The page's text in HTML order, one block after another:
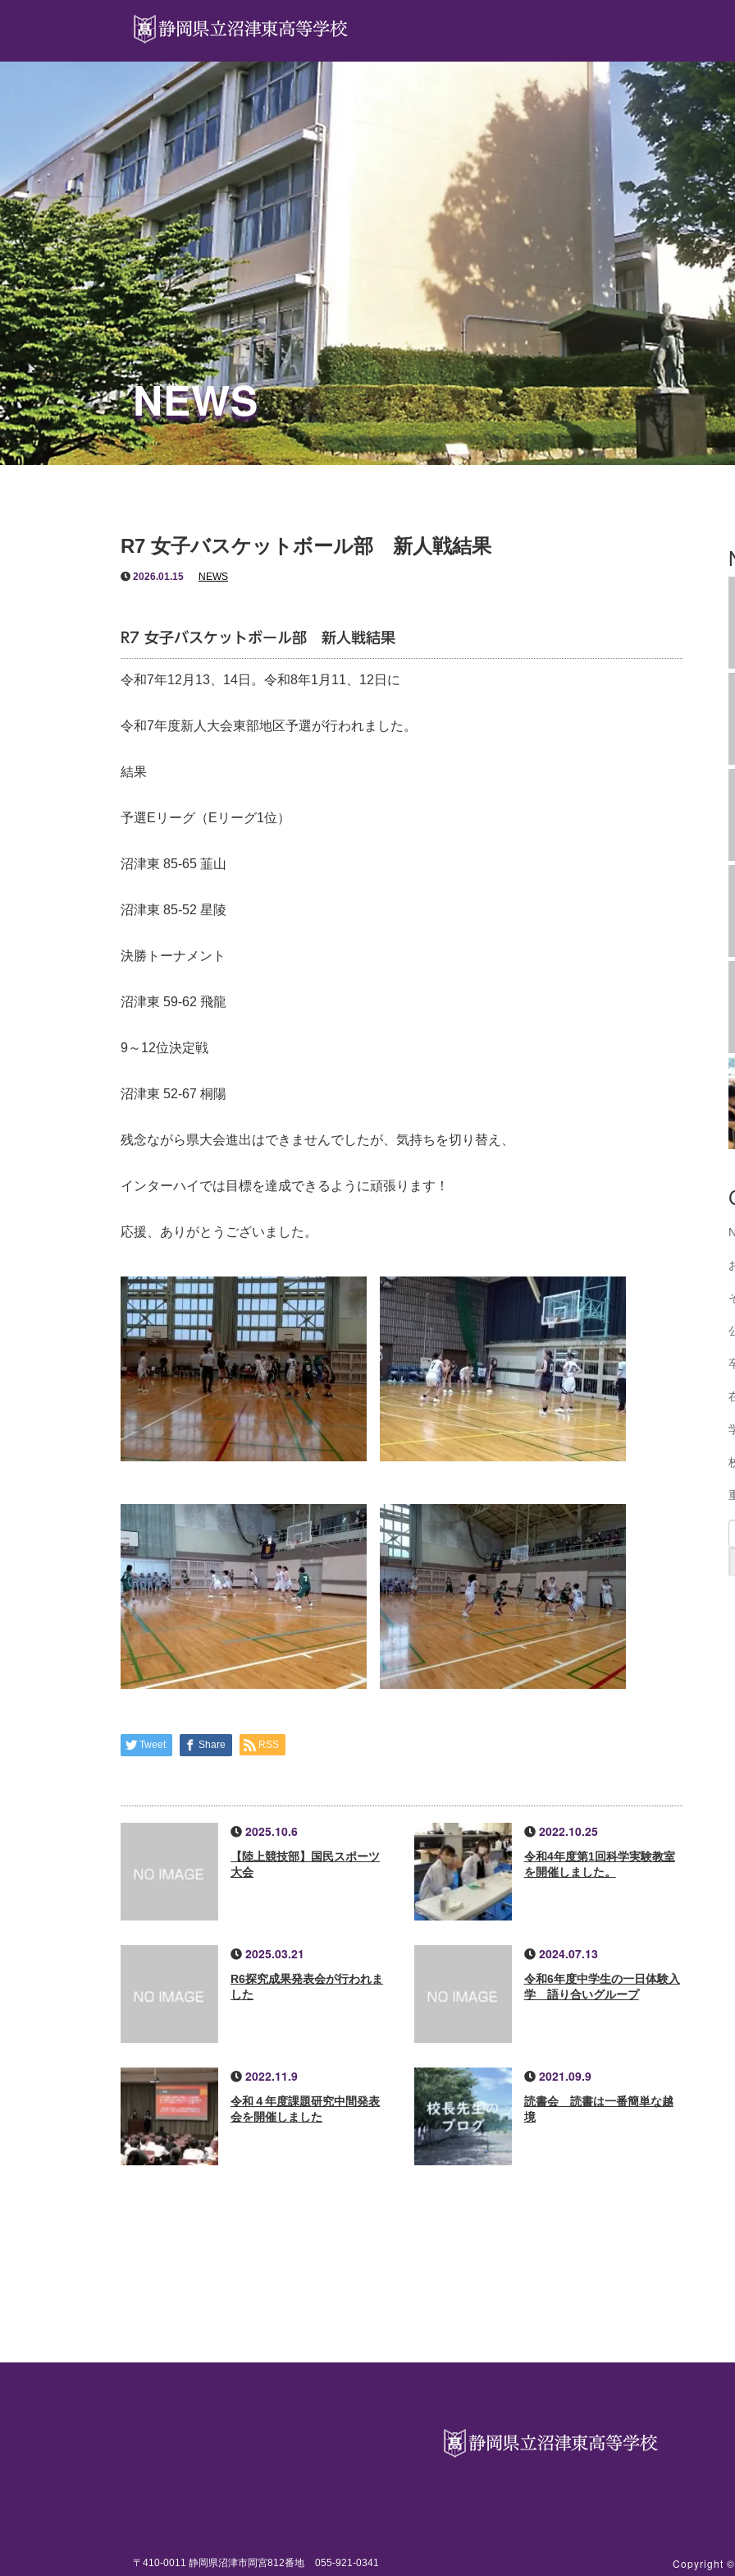
NEWS
R7 女子バスケットボール部 新人戦結果
2026.01.15 NEWS
R7 女子バスケットボール部 新人戦結果
令和7年12月13、14日。令和8年1月11、12日に
令和7年度新人大会東部地区予選が行われました。
結果
予選Eリーグ（Eリーグ1位）
沼津東 85-65 韮山
沼津東 85-52 星陵
決勝トーナメント
沼津東 59-62 飛龍
9～12位決定戦
沼津東 52-67 桐陽
残念ながら県大会進出はできませんでしたが、気持ちを切り替え、
インターハイでは目標を達成できるように頑張ります！
応援、ありがとうございました。
Tweet Share RSS
2025.10.6
【陸上競技部】国民スポーツ
大会
2022.10.25
令和4年度第1回科学実験教室
を開催しました。
2025.03.21
R6探究成果発表会が行われま
した
2024.07.13
令和6年度中学生の一日体験入
学 語り合いグループ
2022.11.9
令和４年度課題研究中間発表
会を開催しました
2021.09.9
読書会 読書は一番簡単な越
境
〒410-0011 静岡県沼津市岡宮812番地 055-921-0341 Copyright